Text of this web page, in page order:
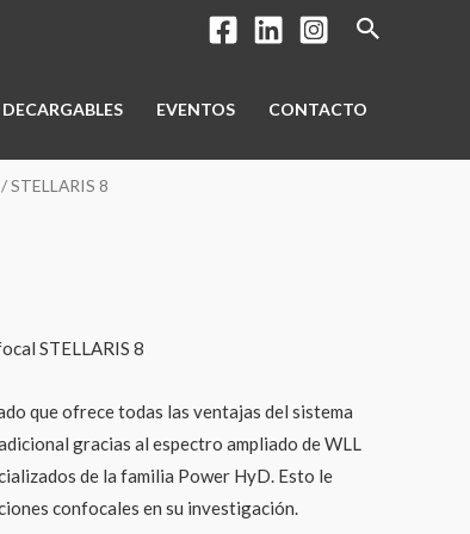
Buscar
EVENTOS CONTACTO
/ STELLARIS 8
STELLARIS 8
que ofrece todas las ventajas del sistema
gracias al espectro ampliado de WLL
de la familia Power HyD. Esto le
confocales en su investigación.